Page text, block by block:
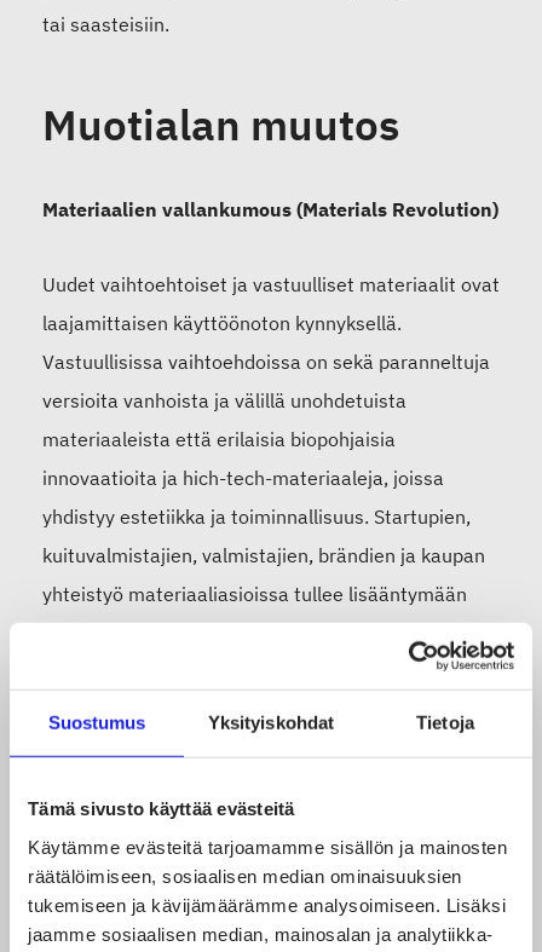
Suostumus Yksityiskohdat Tietoja
Tämä sivusto käyttää evästeitä
Käytämme evästeitä tarjoamamme sisällön ja mainosten
räätälöimiseen, sosiaalisen median ominaisuuksien
tukemiseen ja kävijämäärämme analysoimiseen. Lisäksi
jaamme sosiaalisen median, mainosalan ja analytiikka-
tai saasteisiin.
Muotialan muutos
Materiaalien vallankumous (Materials Revolution)
Uudet vaihtoehtoiset ja vastuulliset materiaalit ovat
laajamittaisen käyttöönoton kynnyksellä.
Vastuullisissa vaihtoehdoissa on sekä paranneltuja
versioita vanhoista ja välillä unohdetuista
materiaaleista että erilaisia biopohjaisia
innovaatioita ja hich-tech-materiaaleja, joissa
yhdistyy estetiikka ja toiminnallisuus. Startupien,
kuituvalmistajien, valmistajien, brändien ja kaupan
yhteistyö materiaaliasioissa tullee lisääntymään
Kuluttajat ja työntekijät odottavat muotiyritysten
myös edistävän monimuotoisuutta ja kaikkien
ryhmien huomioimista. Yritysten mahdollisia
aloitteita tarkastellaan kriittisesti, joten aitous on